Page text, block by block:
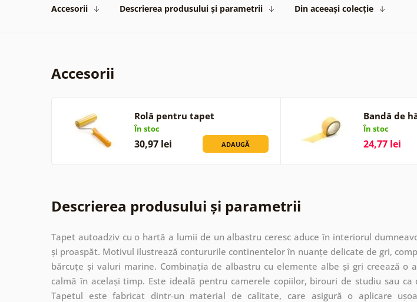
Accesorii Descrierea produsului și parametrii Din aceeași colecție
Accesorii
Rolă pentru tapet
În stoc
30,97 lei ADAUGĂ
Bandă de
În stoc
24,77 lei
Descrierea produsului și parametrii
Tapet autoadziv cu o hartă a lumii de un albastru ceresc aduce în interiorul
și proaspăt. Motivul ilustrează contururile continentelor în nuanțe delicate de gri,
bărcuțe și valuri marine. Combinația de albastru cu elemente albe și gri creează o
calmă în același timp. Este ideală pentru camerele copiilor, birouri de studiu sau ca
Tapetul este fabricat dintr-un material de calitate, care asigură o aplicare